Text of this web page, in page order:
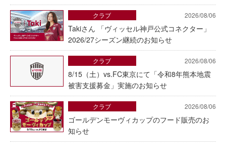
2026/08/06
Takiさん 「ヴィッセル神戸公式コネクター」
2026/27シーズン継続のお知らせ
クラブ
2026/08/06
8/15（土）vs.FC東京にて「令和8年熊本地震
被害支援募金」実施のお知らせ
クラブ
2026/08/06
ゴールデンモーヴィカップのフード販売のお
知らせ
クラブ